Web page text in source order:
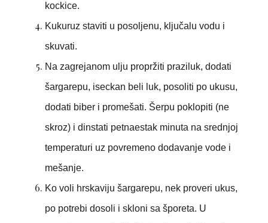
kockice.
Kukuruz staviti u posoljenu, ključalu vodu i
skuvati.
Na zagrejanom ulju propržiti praziluk, dodati
šargarepu, iseckan beli luk, posoliti po ukusu,
dodati biber i promešati. Šerpu poklopiti (ne
skroz) i dinstati petnaestak minuta na srednjoj
temperaturi uz povremeno dodavanje vode i
mešanje.
Ko voli hrskaviju šargarepu, nek proveri ukus,
po potrebi dosoli i skloni sa šporeta. U